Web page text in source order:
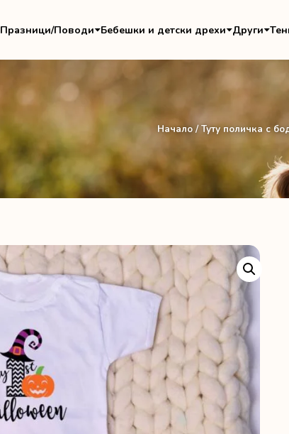
Празници/Поводи Бебешки и детски дрехи Други
Начало / Туту поличка с